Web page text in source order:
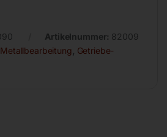
Artikelnummer: 82009
Metallbearbeitung Getriebe-